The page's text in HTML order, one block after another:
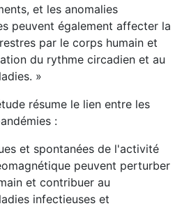
et les anomalies
peuvent également affecter la
par le corps humain et
du rythme circadien et au
»
résume le lien entre les
:
et spontanées de l'activité
peuvent perturber
et contribuer au
infectieuses et